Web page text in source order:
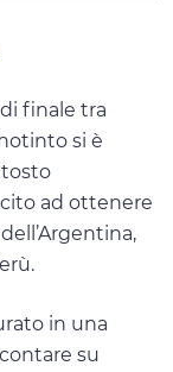
finale tra
si è
ad ottenere
in una
su